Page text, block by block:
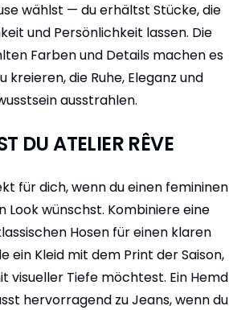
wählst — du erhältst Stücke, die
und Persönlichkeit lassen. Die
Farben und Details machen es
kreieren, die Ruhe, Eleganz und
ausstrahlen.
DU ATELIER RÊVE
für dich, wenn du einen femininen
Look wünschst. Kombiniere eine
Hosen für einen klaren
ein Kleid mit dem Print der Saison,
visueller Tiefe möchtest. Ein Hemd
hervorragend zu Jeans, wenn du